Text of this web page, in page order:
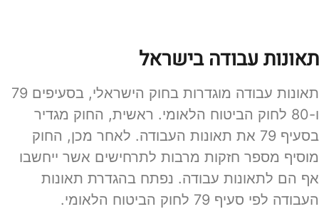
תאונות עבודה בישראל
תאונות עבודה מוגדרות בחוק הישראלי, בסעיפים 79
ו-80 לחוק הביטוח הלאומי. ראשית, החוק מגדיר
בסעיף 79 את תאונות העבודה. לאחר מכן, החוק
מוסיף מספר חזקות מרבות לתרחישים אשר ייחשבו
אף הם לתאונות עבודה. נפתח בהגדרת תאונות
העבודה לפי סעיף 79 לחוק הביטוח הלאומי.